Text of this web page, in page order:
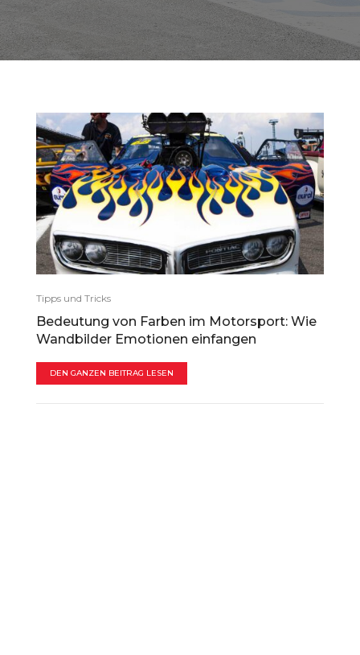
Tipps und Tricks
Bedeutung von Farben im Motorsport: Wie
Wandbilder Emotionen einfangen
DEN GANZEN BEITRAG LESEN